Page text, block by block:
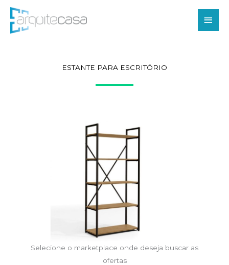
para
ESTANTE PARA ESCRITÓRIO
Selecione o marketplace onde deseja buscar as
ofertas